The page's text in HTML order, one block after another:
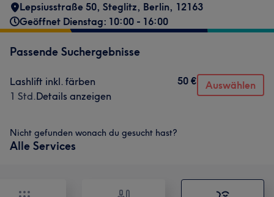
Lepsiusstraße 50, Steglitz, Berlin, 12163
Geöffnet Dienstag: 10:00 - 16:00
Passende Suchergebnisse
Lashlift inkl. färben
1 Std.Details anzeigen
50 € Auswählen
Nicht gefunden wonach du gesucht hast?
Alle Services